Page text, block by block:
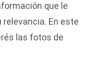
que le
En este
las fotos de